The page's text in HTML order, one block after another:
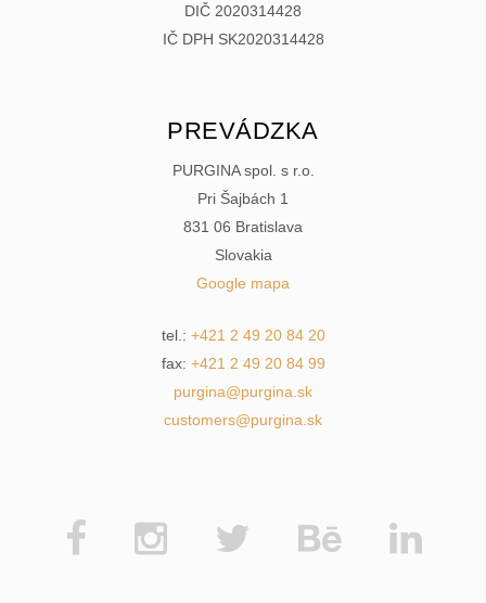
DIČ 2020314428
IČ DPH SK2020314428
PREVÁDZKA
PURGINA spol. s r.o.
Pri Šajbách 1
831 06 Bratislava
Slovakia
Google mapa
tel.: +421 2 49 20 84 20
fax: +421 2 49 20 84 99
purgina@purgina.sk
customers@purgina.sk